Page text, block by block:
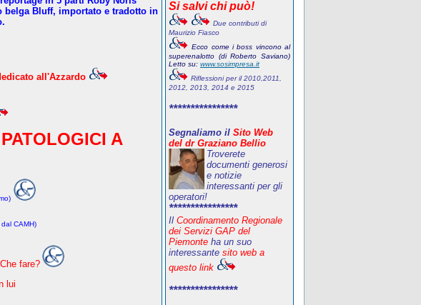
belga Bluff, importato e tradotto in
all'Azzardo
A
CAMH)
fare?
lui
Si salvi chi può!
Due contributi di
Maurizio Fiasco
Ecco come i boss vincono al
superenalotto (di Roberto Saviano)
Letto su: www.sosimpresa.it
Riflessioni per il 2010,2011,
2012, 2013, 2014 e 2015
****************
Segnaliamo il Sito Web
del dr Graziano Bellio
Troverete
documenti generosi
e notizie
interessanti per gli
operatori!
****************
Il Coordinamento Regionale
dei Servizi GAP del
Piemonte ha un suo
interessante sito web a
questo link
****************